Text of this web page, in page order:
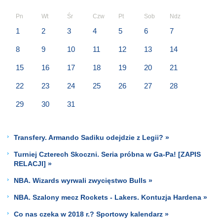
Pn Wt Śr Czw Pt Sob Ndz
1 2 3 4 5 6 7
8 9 10 11 12 13 14
15 16 17 18 19 20 21
22 23 24 25 26 27 28
29 30 31
Transfery. Armando Sadiku odejdzie z Legii? »
Turniej Czterech Skoczni. Seria próbna w Ga-Pa! [ZAPIS
RELACJI] »
NBA. Wizards wyrwali zwycięstwo Bulls »
NBA. Szalony mecz Rockets - Lakers. Kontuzja Hardena »
Co nas czeka w 2018 r.? Sportowy kalendarz »